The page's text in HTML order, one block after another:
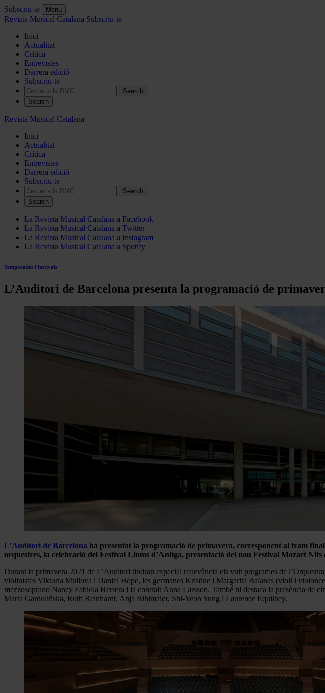
Subscriu-te Menú
Revista Musical Catalana Subscriu-te
Inici
Actualitat
Crítica
Entrevistes
Darrera edició
Subscriu-te
Search
Revista Musical Catalana
Inici
Actualitat
Crítica
Entrevistes
Darrera edició
Subscriu-te
Search
La Revista Musical Catalana a Facebook
La Revista Musical Catalana a Twitter
La Revista Musical Catalana a Instagram
La Revista Musical Catalana a Spotify
Temporades i festivals
L’Auditori de Barcelona presenta la programació de
L’Auditori de Barcelona ha presentat la programació de primavera, corresponent al tram
orquestres, la celebració del Festival Llums d’Antiga, presentació del nou Festival Mozart Nits
Durant la primavera 2021 de L’Auditori tindran especial rellevància els vuit programes de
violinistes Viktoria Mullova i Daniel Hope, les germanes Kristine i Margarita Balanas (violí i
mezzosoprano Nancy Fabiola Herrera i la contralt Anna Larsson. També hi destaca la presència de
Marta Gardolińska, Ruth Reinhardt, Anja Bihlmaier, Shi-Yeon Sung i Laurence Equilbey.